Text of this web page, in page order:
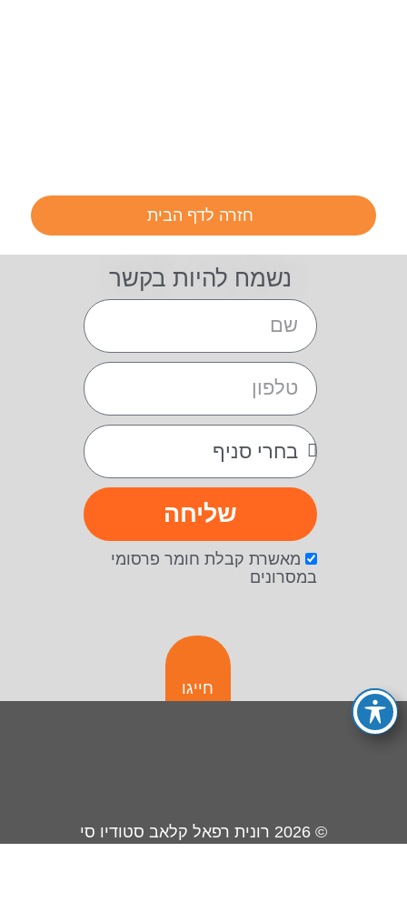
חזרה לדף הבית
נשמח להיות בקשר
מאשרת קבלת חומר פרסומי
במסרונים
שליחה
חייגו
© 2026 רונית רפאל קלאב סטודיו סי